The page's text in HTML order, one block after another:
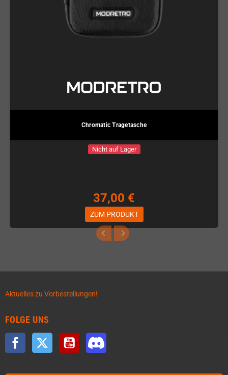
Chromatic Tragetasche
Nicht auf Lager
37,00 €
ZUM PRODUKT
Aktuelles zu Vorbestellungen!
FOLGE UNS
Facebook Twitter YouTube